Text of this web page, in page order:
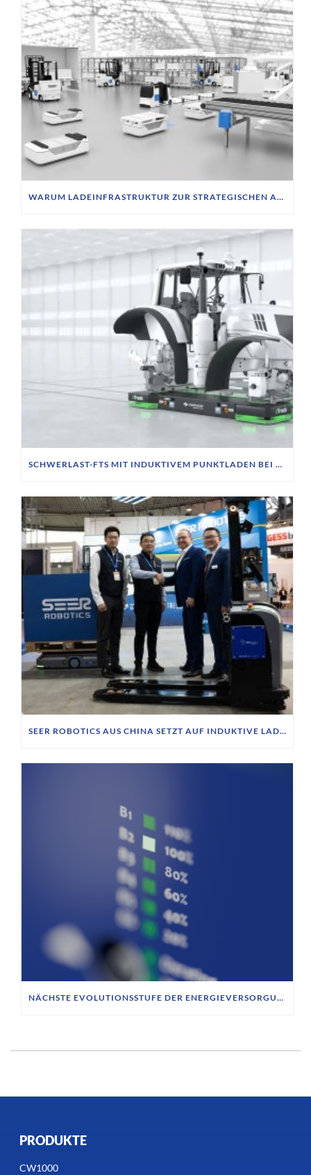
WARUM LADEINFRASTRUKTUR ZUR STRATEGISCHEN AUFGABE FÜR FTS-BETREIBER WIRD
SCHWERLAST-FTS MIT INDUKTIVEM PUNKTLADEN BEI SIEMPELKAMP
SEER ROBOTICS AUS CHINA SETZT AUF INDUKTIVE LADETECHNIK
NÄCHSTE EVOLUTIONSSTUFE DER ENERGIEVERSORGUNG FÜR MOBILE ROBOTIK
PRODUKTE
CW1000